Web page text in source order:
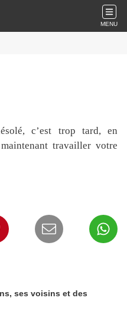
MENU
c’est trop tard, en
travailler votre
ses voisins et des